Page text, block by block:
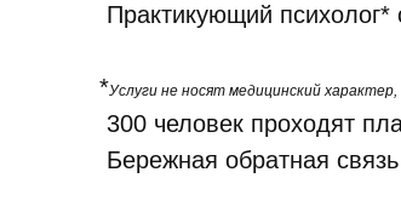
Практикующий психолог*
*Услуги не носят медицинский
300 человек проходят
Бережная обратная